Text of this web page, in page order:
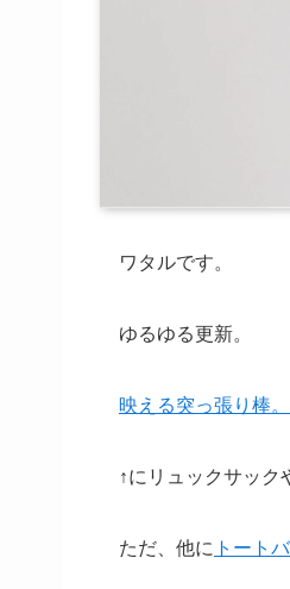
ワタルです。
ゆるゆる更新。
映える突っ張り棒
↑にリュックサック
ただ、他に トート